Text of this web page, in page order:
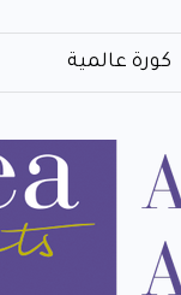
كورة عالمية